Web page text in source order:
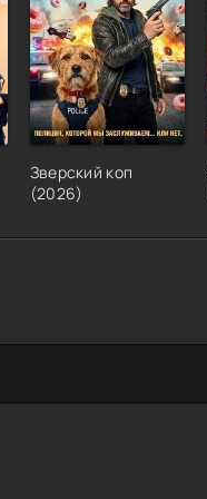
Зверский коп
(2026)